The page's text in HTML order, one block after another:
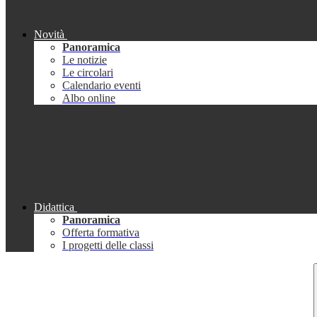
Novità
Panoramica
Le notizie
Le circolari
Calendario eventi
Albo online
Didattica
Panoramica
Offerta formativa
I progetti delle classi